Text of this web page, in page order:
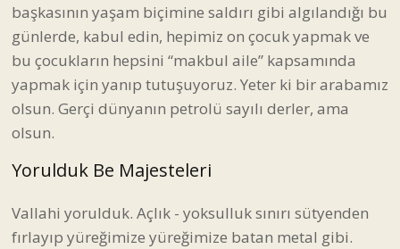
başkasının yaşam biçimine saldırı gibi algılandığı bu
günlerde, kabul edin, hepimiz on çocuk yapmak ve
bu çocukların hepsini “makbul aile” kapsamında
yapmak için yanıp tutuşuyoruz. Yeter ki bir arabamız
olsun. Gerçi dünyanın petrolü sayılı derler, ama
olsun.
Yorulduk Be Majesteleri
Vallahi yorulduk. Açlık - yoksulluk sınırı sütyenden
fırlayıp yüreğimize yüreğimize batan metal gibi.